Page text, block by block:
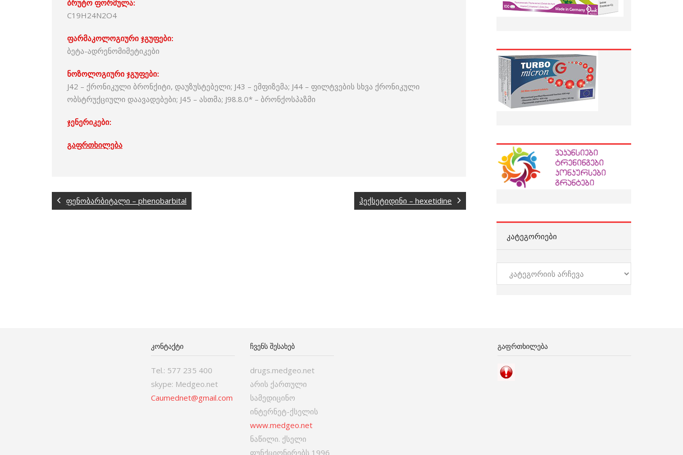
ბრუტო ფორმულა:
C19H24N2O4
ფარმაკოლოგიური ჯგუფები:
ბეტა-ადრენომიმეტიკები
ნოზოლოგიური ჯგუფები:
J42 – ქრონიკული ბრონქიტი, დაუზუსტებელი; J43 – ემფიზემა; J44 – ფილტვების სხვა ქრონიკული
ობსტრუქციული დაავადებები; J45 – ასთმა; J98.8.0* – ბრონქოსპაზმი
ჯენერიკები:
გაფრთხილება
ფენობარბიტალი – phenobarbital ჰექსეტიდინი – hexetidine
ᲙᲐᲢᲔᲒᲝᲠᲘᲔᲑᲘ
კატეგორიები
ᲙᲝᲜᲢᲐᲥᲢᲘ
Tel.: 577 235 400
skype: Medgeo.net
Caumednet@gmail.com
ᲩᲕᲔᲜᲡ ᲨᲔᲡᲐᲮᲔᲑ
drugs.medgeo.net
არის ქართული
სამედიცინო
ინტერნეტ-ქსელის
www.medgeo.net
ნაწილი. ქსელი
ფუნქციონირებს 1996
ᲒᲐᲤᲠᲗᲮᲘᲚᲔᲑᲐ